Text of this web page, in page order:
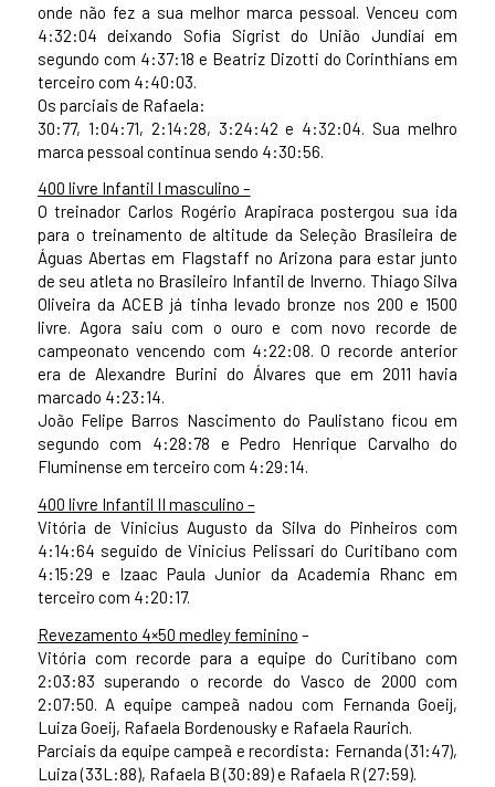
onde não fez a sua melhor marca pessoal. Venceu com
4:32:04 deixando Sofia Sigrist do União Jundiaí em
segundo com 4:37:18 e Beatriz Dizotti do Corinthians em
terceiro com 4:40:03.
Os parciais de Rafaela:
30:77, 1:04:71, 2:14:28, 3:24:42 e 4:32:04. Sua melhro
marca pessoal continua sendo 4:30:56.
400 livre Infantil I masculino –
O treinador Carlos Rogério Arapiraca postergou sua ida
para o treinamento de altitude da Seleção Brasileira de
Águas Abertas em Flagstaff no Arizona para estar junto
de seu atleta no Brasileiro Infantil de Inverno. Thiago Silva
Oliveira da ACEB já tinha levado bronze nos 200 e 1500
livre. Agora saiu com o ouro e com novo recorde de
campeonato vencendo com 4:22:08. O recorde anterior
era de Alexandre Burini do Álvares que em 2011 havia
marcado 4:23:14.
João Felipe Barros Nascimento do Paulistano ficou em
segundo com 4:28:78 e Pedro Henrique Carvalho do
Fluminense em terceiro com 4:29:14.
400 livre Infantil II masculino –
Vitória de Vinicius Augusto da Silva do Pinheiros com
4:14:64 seguido de Vinicius Pelissari do Curitibano com
4:15:29 e Izaac Paula Junior da Academia Rhanc em
terceiro com 4:20:17.
Revezamento 4×50 medley feminino –
Vitória com recorde para a equipe do Curitibano com
2:03:83 superando o recorde do Vasco de 2000 com
2:07:50. A equipe campeã nadou com Fernanda Goeij,
Luiza Goeij, Rafaela Bordenousky e Rafaela Raurich.
Parciais da equipe campeã e recordista: Fernanda (31:47),
Luiza (33L:88), Rafaela B (30:89) e Rafaela R (27:59).